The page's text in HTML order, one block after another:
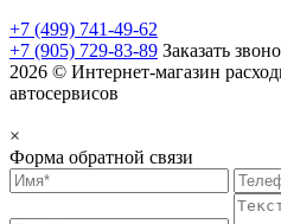
+7 (499) 741-49-62
+7 (905) 729-83-89 Заказать
2026 © Интернет-магазин
автосервисов
×
Форма обратной связи